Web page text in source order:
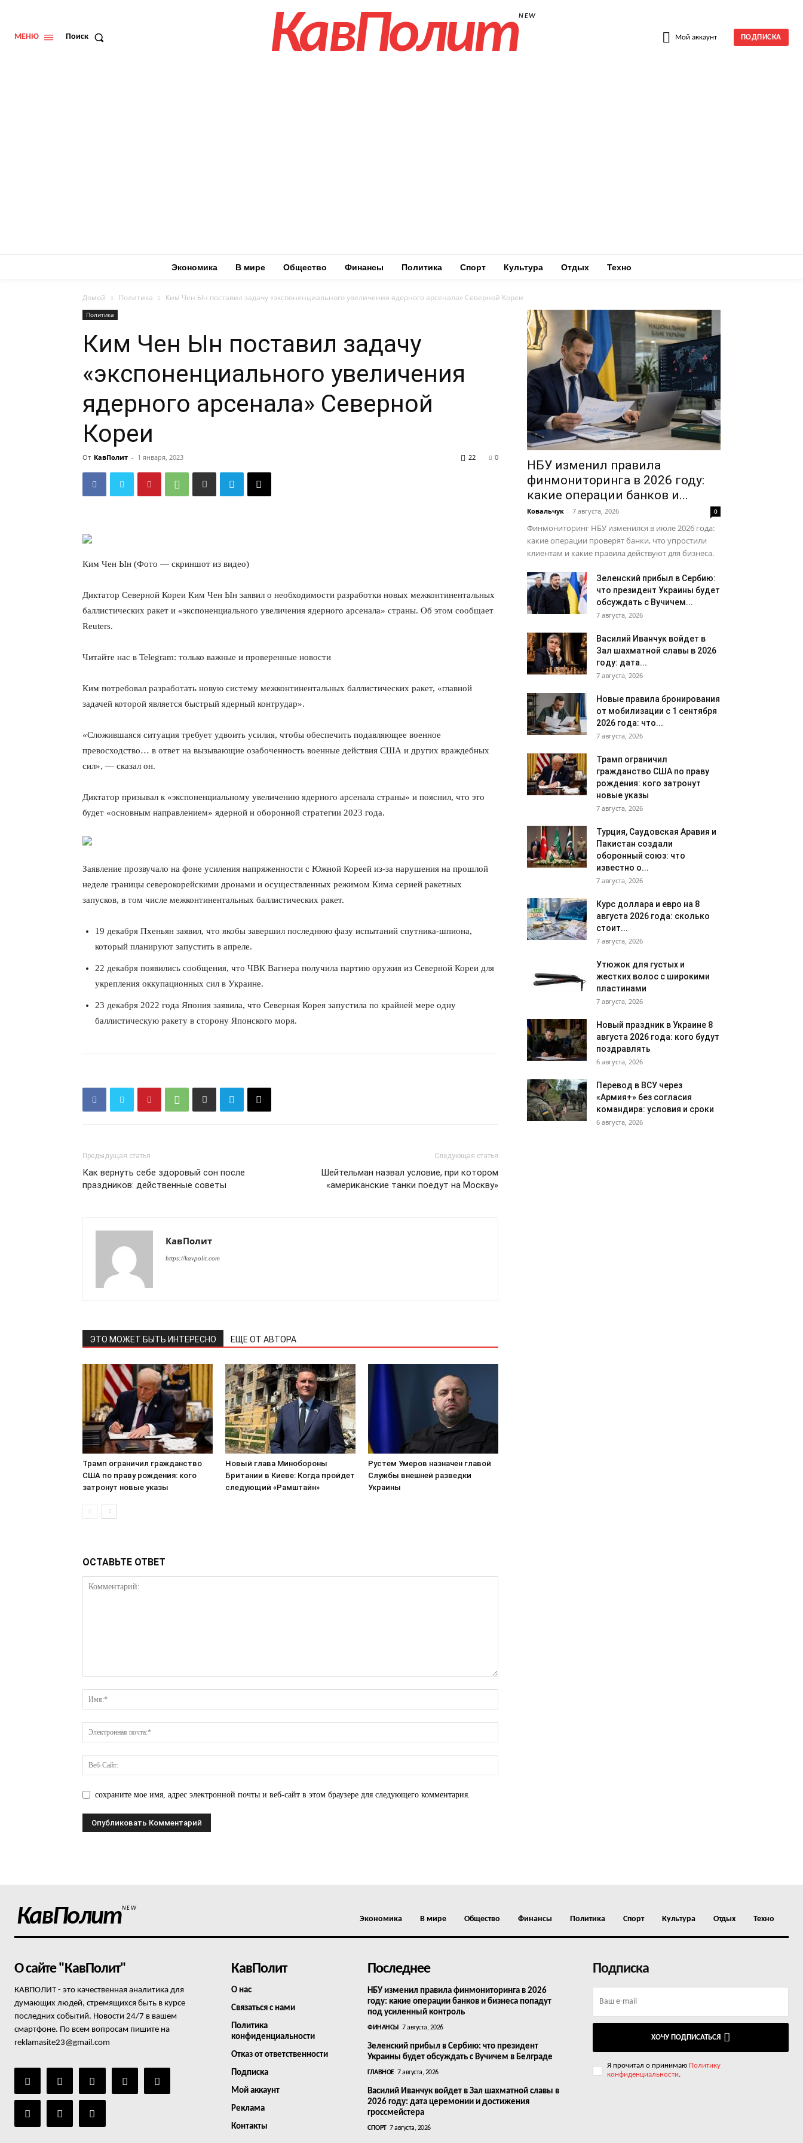
КавПолит
Контакты
МЕНЮ Поиск КавПолитNEW
Мой аккаунт ПОДПИСКА
Экономика В мире Общество Финансы Политика Спорт Культура Отдых Техно
Домой Политика Ким Чен Ын поставил задачу «экспоненциального увеличения ядерного арсенала» Северной Кореи
Политика
Ким Чен Ын поставил задачу
«экспоненциального увеличения
ядерного арсенала» Северной
Кореи
От КавПолит - 1 января, 2023 0
22
Ким Чен Ын (Фото — скриншот из видео)
Диктатор Северной Кореи Ким Чен Ын заявил о необходимости разработки новых межконтинентальных
баллистических ракет и «экспоненциального увеличения ядерного арсенала» страны. Об этом сообщает
Reuters.
Читайте нас в Telegram: только важные и проверенные новости
Ким потребовал разработать новую систему межконтинентальных баллистических ракет, «главной
задачей которой является быстрый ядерный контрудар».
«Сложившаяся ситуация требует удвоить усилия, чтобы обеспечить подавляющее военное
превосходство… в ответ на вызывающие озабоченность военные действия США и других враждебных
сил», — сказал он.
Диктатор призывал к «экспоненциальному увеличению ядерного арсенала страны» и пояснил, что это
будет «основным направлением» ядерной и оборонной стратегии 2023 года.
Заявление прозвучало на фоне усиления напряженности с Южной Кореей из-за нарушения на прошлой
неделе границы северокорейскими дронами и осуществленных режимом Кима серией ракетных
запусков, в том числе межконтинентальных баллистических ракет.
19 декабря Пхеньян заявил, что якобы завершил последнюю фазу испытаний спутника-шпиона,
который планируют запустить в апреле.
22 декабря появились сообщения, что ЧВК Вагнера получила партию оружия из Северной Кореи для
укрепления оккупационных сил в Украине.
23 декабря 2022 года Япония заявила, что Северная Корея запустила по крайней мере одну
баллистическую ракету в сторону Японского моря.
Предыдущая статья
Как вернуть себе здоровый сон после
праздников: действенные советы
Следующая статья
Шейтельман назвал условие, при котором
«американские танки поедут на Москву»
КавПолит
https://kavpolit.com
ЭТО МОЖЕТ БЫТЬ ИНТЕРЕСНО ЕЩЕ ОТ АВТОРА
Трамп ограничил гражданство
США по праву рождения: кого
затронут новые указы
Новый глава Минобороны
Британии в Киеве: Когда пройдет
следующий «Рамштайн»
Рустем Умеров назначен главой
Службы внешней разведки
Украины
ОСТАВЬТЕ ОТВЕТ
сохраните мое имя, адрес электронной почты и веб-сайт в этом браузере для следующего комментария.
НБУ изменил правила
финмониторинга в 2026 году:
какие операции банков и...
Ковальчук - 7 августа, 2026 0
Финмониторинг НБУ изменился в июле 2026 года:
какие операции проверят банки, что упростили
клиентам и какие правила действуют для бизнеса.
Зеленский прибыл в Сербию:
что президент Украины будет
обсуждать с Вучичем...
7 августа, 2026
Василий Иванчук войдет в
Зал шахматной славы в 2026
году: дата...
7 августа, 2026
Новые правила бронирования
от мобилизации с 1 сентября
2026 года: что...
7 августа, 2026
Трамп ограничил
гражданство США по праву
рождения: кого затронут
новые указы
7 августа, 2026
Турция, Саудовская Аравия и
Пакистан создали
оборонный союз: что
известно о...
7 августа, 2026
Курс доллара и евро на 8
августа 2026 года: сколько
стоит...
7 августа, 2026
Утюжок для густых и
жестких волос с широкими
пластинами
7 августа, 2026
Новый праздник в Украине 8
августа 2026 года: кого будут
поздравлять
6 августа, 2026
Перевод в ВСУ через
«Армия+» без согласия
командира: условия и сроки
6 августа, 2026
КавПолитNEW
Экономика В мире Общество Финансы Политика Спорт Культура Отдых Техно
О сайте "КавПолит"
КАВПОЛИТ - это качественная аналитика для
думающих людей, стремящихся быть в курсе
последних событий. Новости 24/7 в вашем
смартфоне. По всем вопросам пишите на
reklamasite23@gmail.com
КавПолит
О нас
Связаться с нами
Политика
конфиденциальности
Отказ от ответственности
Подписка
Мой аккаунт
Реклама
Контакты
Последнее
НБУ изменил правила финмониторинга в 2026
году: какие операции банков и бизнеса попадут
под усиленный контроль
ФИНАНСЫ 7 августа, 2026
Зеленский прибыл в Сербию: что президент
Украины будет обсуждать с Вучичем в Белграде
ГЛАВНОЕ 7 августа, 2026
Василий Иванчук войдет в Зал шахматной славы в
2026 году: дата церемонии и достижения
гроссмейстера
СПОРТ 7 августа, 2026
Подписка
ХОЧУ ПОДПИСАТЬСЯ
Я прочитал о принимаю Политику
конфиденциальности.